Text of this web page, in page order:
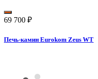
69 700 ₽
Печь-камин Eurokom Zeus WT